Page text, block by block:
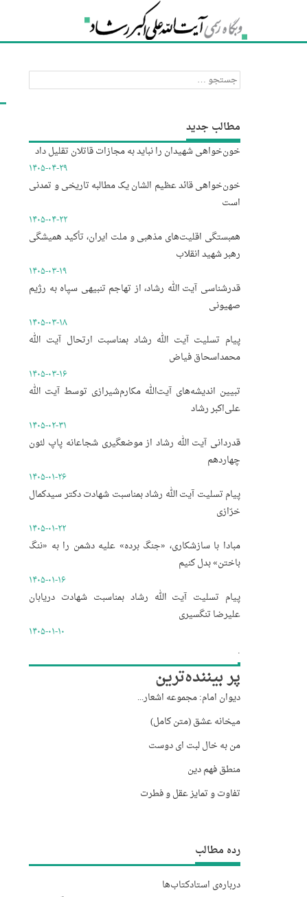
جستجو
برای:
مطالب جدید
خون‌خواهی شهیدان را نباید به مجازات قاتلان تقلیل داد
۱۴۰۵-۰۴-۲۹
خون‌خواهی قائد عظیم الشان یک مطالبه تاریخی و تمدنی
است
۱۴۰۵-۰۴-۲۲
همبستگی اقلیت‌های مذهبی و ملت ایران، تأکید همیشگی
رهبر شهید انقلاب
۱۴۰۵-۰۳-۱۹
قدرشناسی آیت الله رشاد، از تهاجم تنبیهی سپاه به رژیم
صهیونی
۱۴۰۵-۰۳-۱۸
پیام تسلیت آیت الله رشاد بمناسبت ارتحال آیت الله
محمداسحاق فیاض
۱۴۰۵-۰۳-۱۶
تبیین اندیشه‌های آیت‌الله مکارم‌شیرازی توسط آیت الله
علی‌اکبر رشاد
۱۴۰۵-۰۲-۳۱
قدردانی آیت الله رشاد از موضعگیری شجاعانه پاپ لئون
چهاردهم
۱۴۰۵-۰۱-۲۶
پیام تسلیت آیت الله رشاد بمناسبت شهادت دکتر سیدکمال
خرّازی
۱۴۰۵-۰۱-۲۲
مبادا با سازشکاری، «جنگ برده» علیه دشمن را به «ننگ
باختن» بدل کنیم
۱۴۰۵-۰۱-۱۶
پیام تسلیت آیت الله رشاد بمناسبت شهادت دریابان
علیرضا تنگسیری
۱۴۰۵-۰۱-۱۰
.
پر بیننده‌ترین
دیوان امام: مجموعه اشعار...
میخانه عشق (متن کامل)
من به خال لبت ای دوست
منطق فهم دین
تفاوت و تمایز عقل و فطرت
رده مطالب
درباره‌‌ی استادکتاب‌ها